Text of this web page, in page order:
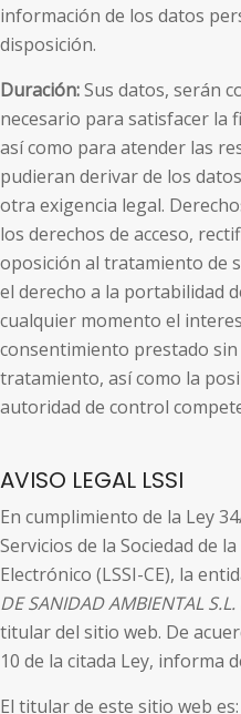
información de los datos
disposición.
Duración:Sus datos, serán
necesario para satisfacer la
así como para atender las
pudieran derivar de los
otra exigencia legal.
los derechos de acceso,
oposición al tratamiento de
el derecho a la portabilidad
cualquier momento el
consentimiento prestado
tratamiento, así como la
autoridad de control
AVISO LEGAL LSSI
En cumplimiento de la Ley
Servicios de la Sociedad de
Electrónico (LSSI-CE), la
DE SANIDAD AMBIENTAL S.L.
titular del sitio web. De
10 de la citada Ley, informa
El titular de este sitio web es: